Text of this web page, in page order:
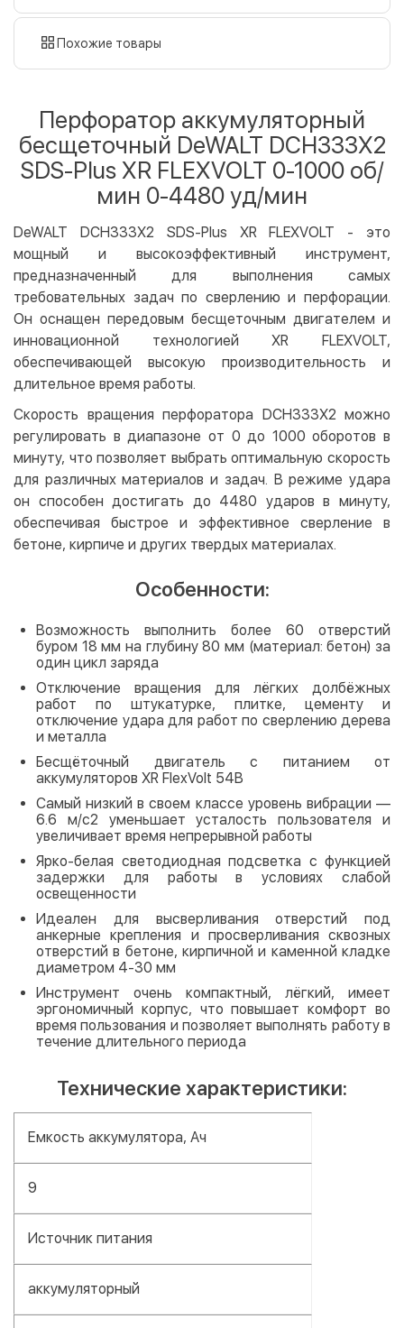
наличными
картой
LiqPay
Apple Pay
Google Pay
Оплата на карту юр.лица
Оплата на счет юр.лица
Кредит
Мгновенная рассрочка (Приватбанк)
Оплата частями (Приватбанк)
Покупка частями (Монобанк)
Похожие товары
Перфоратор аккумуляторный
бесщеточный DeWALT DCH333X2
SDS-Plus XR FLEXVOLT 0-1000 об/
мин 0-4480 уд/мин
DeWALT DCH333X2 SDS-Plus XR FLEXVOLT - это
мощный и высокоэффективный инструмент,
предназначенный для выполнения самых
требовательных задач по сверлению и перфорации.
Он оснащен передовым бесщеточным двигателем и
инновационной технологией XR FLEXVOLT,
обеспечивающей высокую производительность и
длительное время работы.
Скорость вращения перфоратора DCH333X2 можно
регулировать в диапазоне от 0 до 1000 оборотов в
минуту, что позволяет выбрать оптимальную скорость
для различных материалов и задач. В режиме удара
он способен достигать до 4480 ударов в минуту,
обеспечивая быстрое и эффективное сверление в
бетоне, кирпиче и других твердых материалах.
Особенности:
Возможность выполнить более 60 отверстий
буром 18 мм на глубину 80 мм (материал: бетон) за
один цикл заряда
Отключение вращения для лёгких долбёжных
работ по штукатурке, плитке, цементу и
отключение удара для работ по сверлению дерева
и металла
Бесщёточный двигатель с питанием от
аккумуляторов XR FlexVolt 54В
Самый низкий в своем классе уровень вибрации —
6.6 м/с2 уменьшает усталость пользователя и
увеличивает время непрерывной работы
Ярко-белая светодиодная подсветка с функцией
задержки для работы в условиях слабой
освещенности
Идеален для высверливания отверстий под
анкерные крепления и просверливания сквозных
отверстий в бетоне, кирпичной и каменной кладке
диаметром 4-30 мм
Инструмент очень компактный, лёгкий, имеет
эргономичный корпус, что повышает комфорт во
время пользования и позволяет выполнять работу в
течение длительного периода
Технические характеристики:
Емкость аккумулятора, Ач
9
Источник питания
аккумуляторный